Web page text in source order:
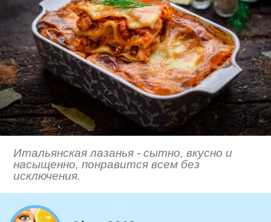
Итальянская лазанья - сытно, вкусно и
насыщенно, понравится всем без
исключения.